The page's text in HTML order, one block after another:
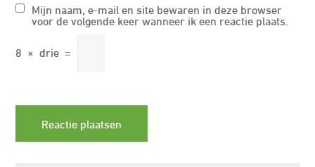
Mijn naam, e-mail en site bewaren in deze browser
voor de volgende keer wanneer ik een reactie plaats.
8 × drie =